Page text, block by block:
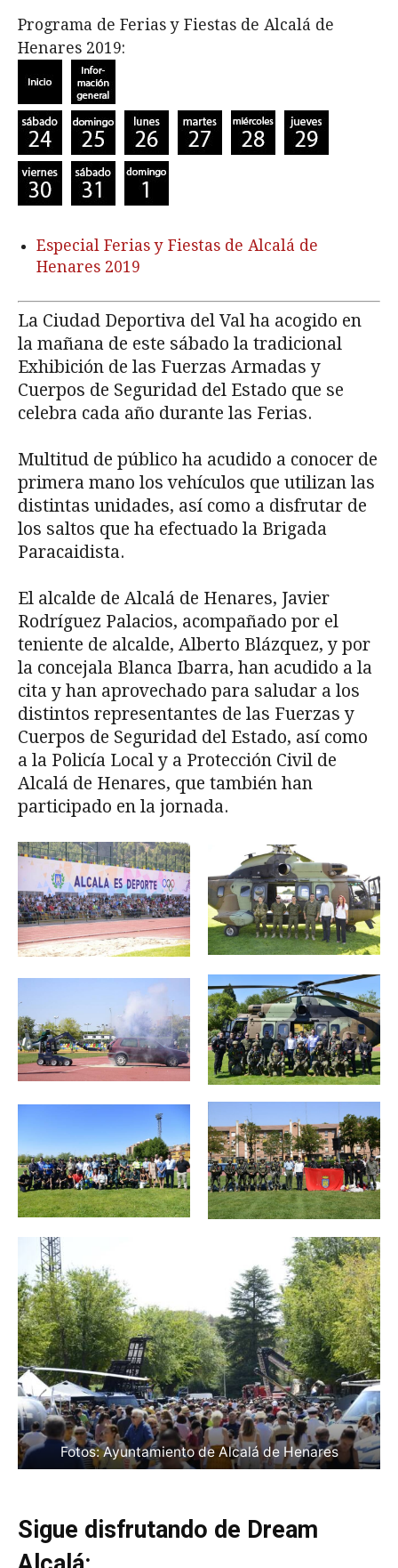
Programa de Ferias y Fiestas de Alcalá de
Henares 2019:
Especial Ferias y Fiestas de Alcalá de
Henares 2019
La Ciudad Deportiva del Val ha acogido en
la mañana de este sábado la tradicional
Exhibición de las Fuerzas Armadas y
Cuerpos de Seguridad del Estado que se
celebra cada año durante las Ferias.
Multitud de público ha acudido a conocer de
primera mano los vehículos que utilizan las
distintas unidades, así como a disfrutar de
los saltos que ha efectuado la Brigada
Paracaidista.
El alcalde de Alcalá de Henares, Javier
Rodríguez Palacios, acompañado por el
teniente de alcalde, Alberto Blázquez, y por
la concejala Blanca Ibarra, han acudido a la
cita y han aprovechado para saludar a los
distintos representantes de las Fuerzas y
Cuerpos de Seguridad del Estado, así como
a la Policía Local y a Protección Civil de
Alcalá de Henares, que también han
participado en la jornada.
Fotos: Ayuntamiento de Alcalá de Henares
Sigue disfrutando de Dream